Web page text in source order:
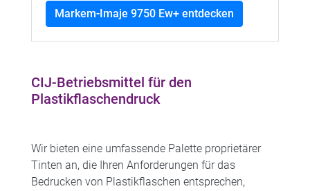
Markem-Imaje 9750 Ew+ entdecken
CIJ-Betriebsmittel für den
Plastikflaschendruck
Wir bieten eine umfassende Palette proprietärer
Tinten an, die Ihren Anforderungen für das
Bedrucken von Plastikflaschen entsprechen,